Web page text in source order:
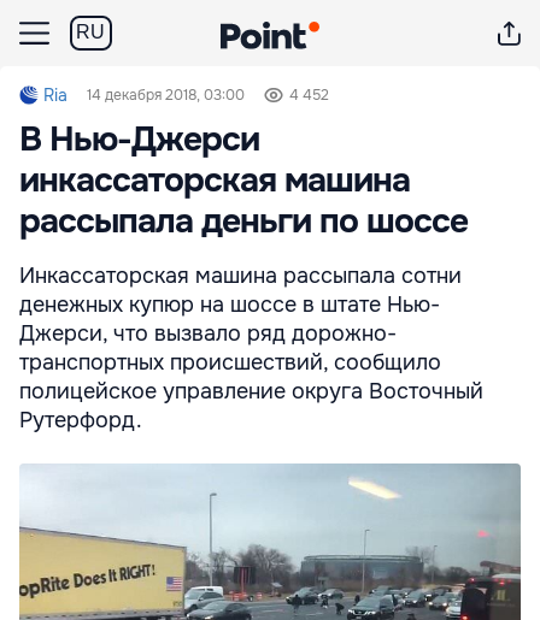
RU
Ria 14 декабря 2018, 03:00 4 452
В Нью-Джерси
инкассаторская машина
рассыпала деньги по шоссе
Инкассаторская машина рассыпала сотни
денежных купюр на шоссе в штате Нью-
Джерси, что вызвало ряд дорожно-
транспортных происшествий, сообщило
полицейское управление округа Восточный
Рутерфорд.